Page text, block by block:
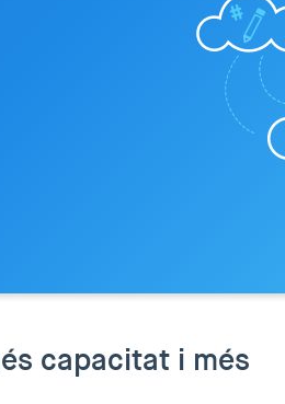
capacitat i més